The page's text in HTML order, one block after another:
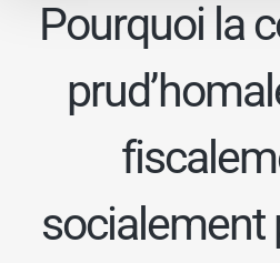
Pourquoi la
socialement